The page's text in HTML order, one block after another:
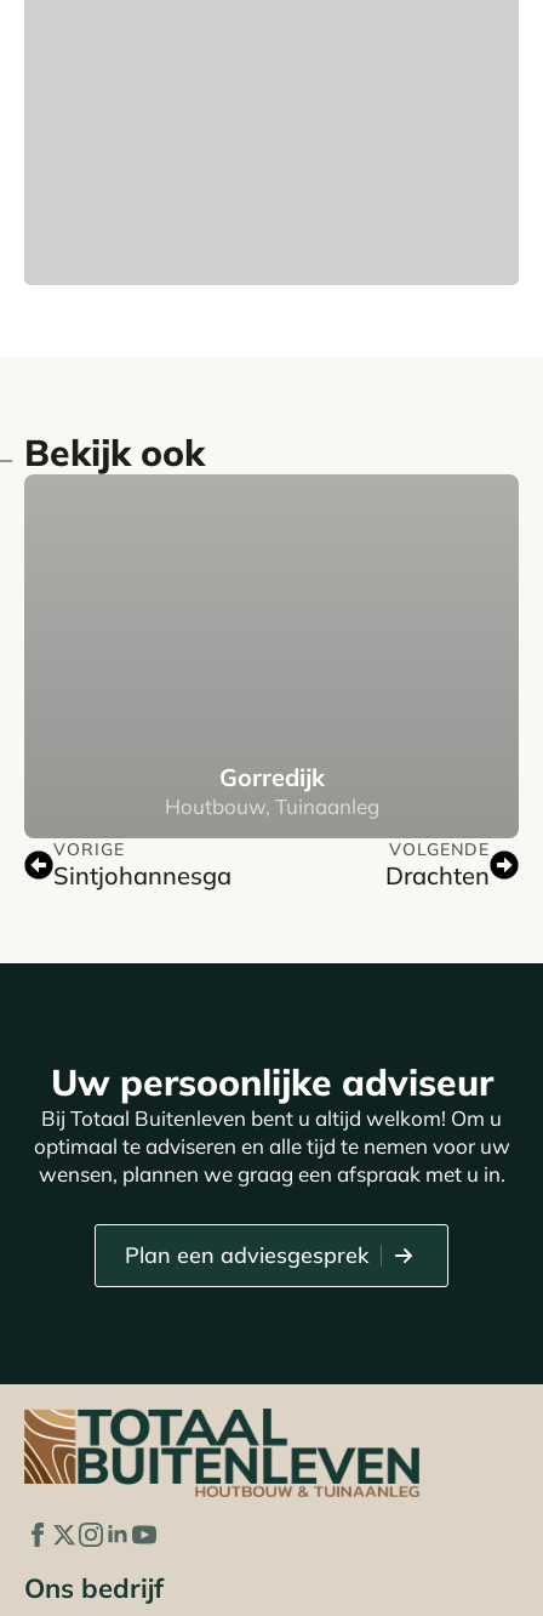
Bekijk ook
Gorredijk
Houtbouw, Tuinaanleg
VORIGE
Sintjohannesga
VOLGENDE
Drachten
Uw persoonlijke adviseur
Bij Totaal Buitenleven bent u altijd welkom! Om u
optimaal te adviseren en alle tijd te nemen voor uw
wensen, plannen we graag een afspraak met u in.
Plan een adviesgesprek
Ons bedrijf